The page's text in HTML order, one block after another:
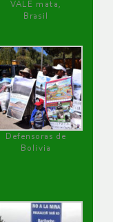
VALE mata,
Brasil
Defensoras de
Bolivia